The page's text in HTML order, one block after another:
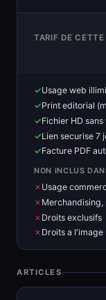
TARIF DE
Usage web
Print editorial
Fichier HD
Lien securise 7
Facture PDF
NON INCLUS
Usage
Droits exclusifs
Droits a l'image
ARTICLES